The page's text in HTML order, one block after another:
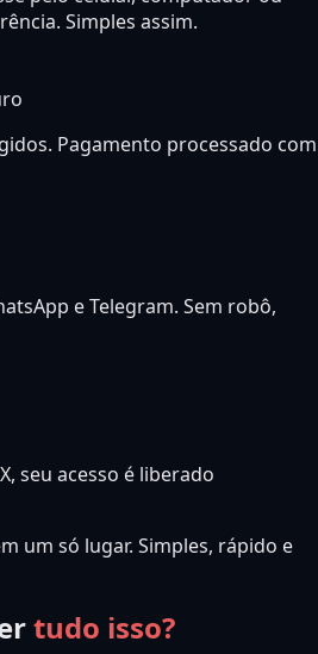
Simples assim.
Pagamento processado com
e Telegram. Sem robô,
seu acesso é liberado
um só lugar. Simples, rápido e
tudo isso?